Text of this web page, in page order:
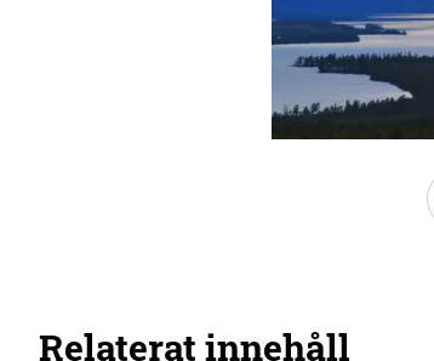
Relaterat innehåll